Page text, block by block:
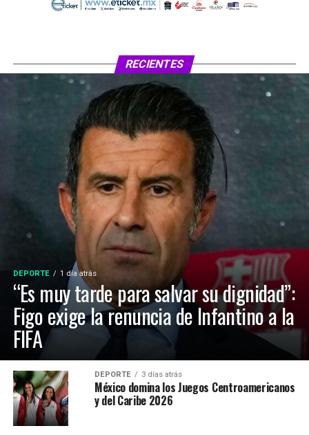
RECIENTES
DEPORTE 1 día atrás
“Es muy tarde para salvar su dignidad”:
Figo exige la renuncia de Infantino a la
FIFA
DEPORTE 3 días atrás
México domina los Juegos Centroamericanos
y del Caribe 2026